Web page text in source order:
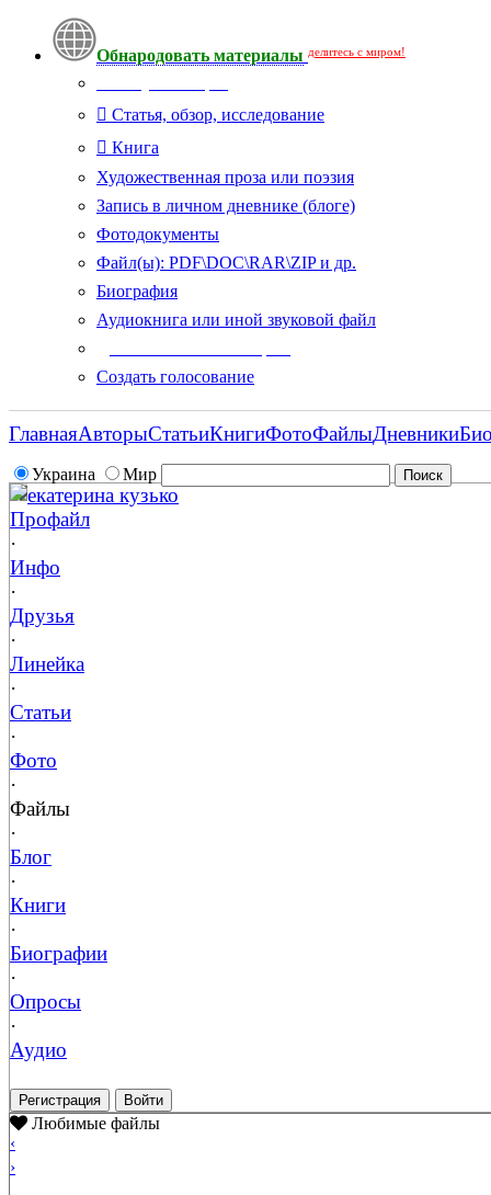
Обнародовать материалы делитесь с миром!
Статья, обзор, исследование
Книга
Художественная проза или поэзия
Запись в личном дневнике (блоге)
Фотодокументы
Файл(ы): PDF\DOC\RAR\ZIP и др.
Биография
Аудиокнига или иной звуковой файл
Создать голосование
Украина Мир
ГлавнаяАвторыСтатьиКнигиФотоФайлыДневники
екатерина кузько
Профайл
·
Инфо
·
Друзья
·
Линейка
·
Статьи
·
Фото
·
Файлы
·
Блог
·
Книги
·
Биографии
·
Опросы
·
Аудио
Регистрация Войти
Любимые файлы
‹
›